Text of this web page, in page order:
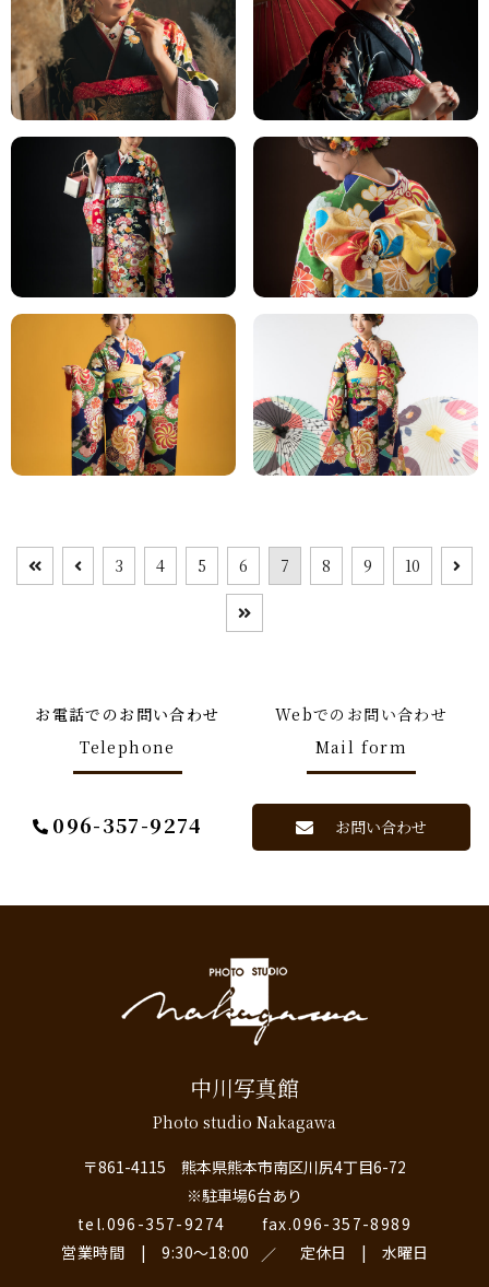
3 4 5 6 7 8 9 10
お電話でのお問い合わせ
Telephone
096-357-9274
Webでのお問い合わせ
Mail form
お問い合わせ
中川写真館
Photo studio Nakagawa
〒861-4115 熊本県熊本市南区川尻4丁目6-72
※駐車場6台あり
tel.096-357-9274
fax.096-357-8989
営業時間 | 9:30〜18:00
定休日 | 水曜日